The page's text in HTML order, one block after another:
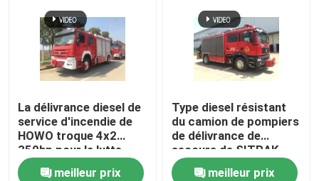
La délivrance diesel de
service d'incendie de
HOWO troque 4x2
350hp pour la lutte
contre l'incendie
meilleur prix
Type diesel résistant
du camion de pompiers
de délivrance de
secours de SITRAK
228kw 4x2
meilleur prix